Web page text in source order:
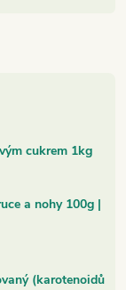
cukrem 1kg
a nohy 100g |
(karotenoidů